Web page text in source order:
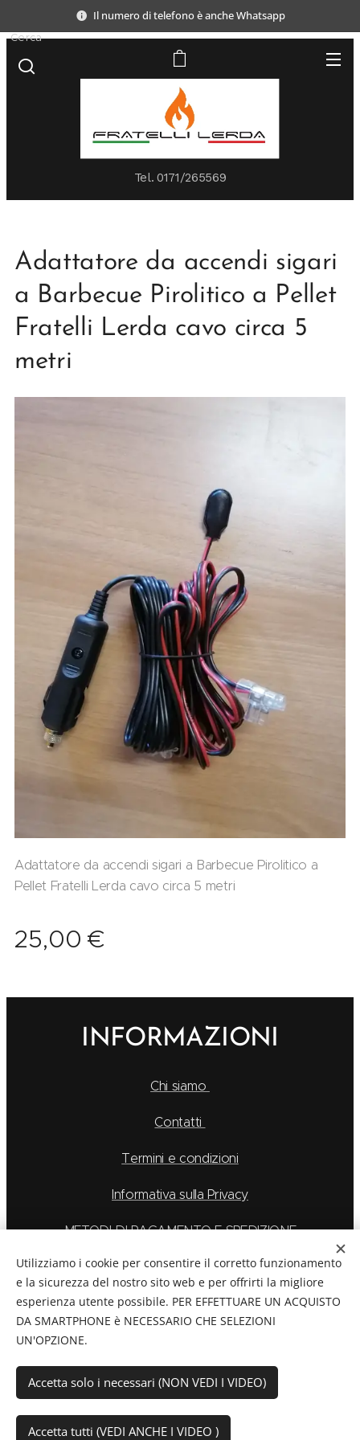
Il numero di telefono è anche Whatsapp
Tel. 0171/265569
Cerca
Adattatore da accendi sigari
a Barbecue Pirolitico a Pellet
Fratelli Lerda cavo circa 5
metri
Adattatore da accendi sigari a Barbecue Pirolitico a
Pellet Fratelli Lerda cavo circa 5 metri
25,00 €
Aggiungi al carrello
INFORMAZIONI
Chi siamo
Contatti
Termini e condizioni
Informativa sulla Privacy
METODI DI PAGAMENTO E SPEDIZIONE
La Feu S.r.l. via Caduti Delle Alpi Apuane 6, Borgo San
Utilizziamo i cookie per consentire il corretto funzionamento
e la sicurezza del nostro sito web e per offrirti la migliore
esperienza utente possibile. PER EFFETTUARE UN ACQUISTO
DA SMARTPHONE è NECESSARIO CHE SELEZIONI
UN'OPZIONE.
Accetta solo i necessari (NON VEDI I VIDEO)
Accetta tutti (VEDI ANCHE I VIDEO )